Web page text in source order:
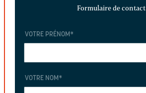
Formulaire de contact
VOTRE PRÉNOM *
VOTRE NOM *